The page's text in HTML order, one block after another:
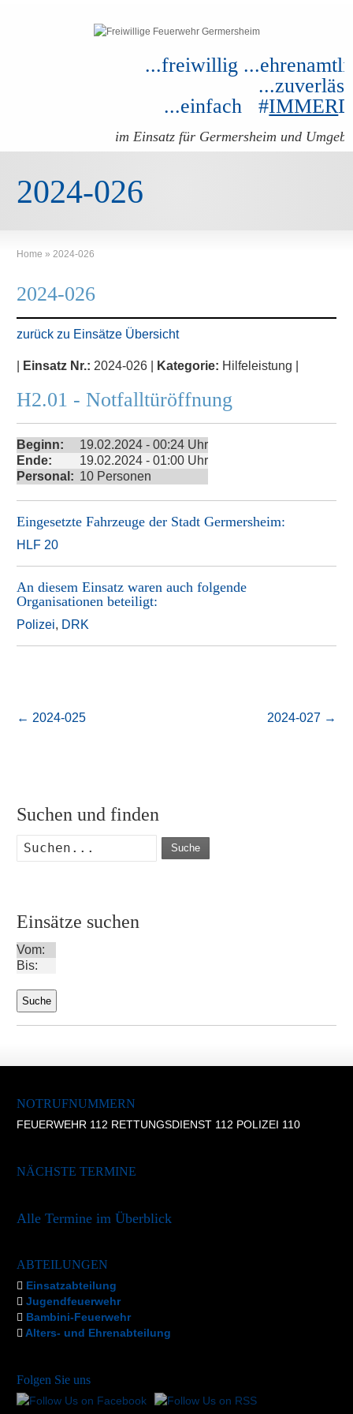
...freiwillig
...einfach #IMMER
im Einsatz für Germersheim und
2024-026
Home » 2024-026
2024-026
zurück zu Einsätze Übersicht
Einsatz Nr.: 2024-026 | Kategorie: Hilfeleistung |
H2.01 - Notfalltüröffnung
Beginn:
19.02.2024 - 00:24 Uhr
Ende:
19.02.2024 - 01:00 Uhr
Personal: 10 Personen
Eingesetzte Fahrzeuge der Stadt Germersheim:
HLF 20
An diesem Einsatz waren auch folgende
Organisationen beteiligt:
Polizei, DRK
← 2024-025 2024-027 →
Suchen und finden
Suche
Einsätze suchen
Vom:
Bis:
NOTRUFNUMMERN
FEUERWEHR 112 RETTUNGSDIENST 112 POLIZEI 110
NÄCHSTE TERMINE
Alle Termine im Überblick
ABTEILUNGEN
Einsatzabteilung
Jugendfeuerwehr
Bambini-Feuerwehr
Alters- und Ehrenabteilung
Folgen Sie uns